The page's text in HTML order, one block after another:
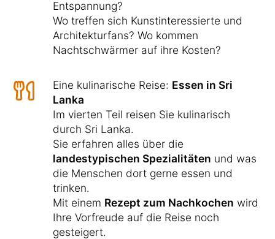
Entspannung?
Wo treffen sich Kunstinteressierte und
Architekturfans? Wo kommen
Nachtschwärmer auf ihre Kosten?
Eine kulinarische Reise: Essen in Sri
Lanka
Im vierten Teil reisen Sie kulinarisch
durch Sri Lanka.
Sie erfahren alles über die
landestypischen Spezialitäten und was
die Menschen dort gerne essen und
trinken.
Mit einem Rezept zum Nachkochen wird
Ihre Vorfreude auf die Reise noch
gesteigert.